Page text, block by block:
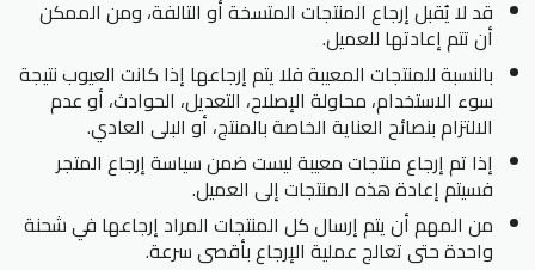
قد لا يُقبل إرجاع المنتجات المتسخة أو التالفة، ومن الممكن
أن تتم إعادتها للعميل.
بالنسبة للمنتجات المعيبة فلا يتم إرجاعها إذا كانت العيوب نتيجة
سوء الاستخدام، محاولة الإصلاح، التعديل، الحوادث، أو عدم
الالتزام بنصائح العناية الخاصة بالمنتج، أو البلى العادي.
إذا تم إرجاع منتجات معيبة ليست ضمن سياسة إرجاع المتجر
فسيتم إعادة هذه المنتجات إلى العميل.
من المهم أن يتم إرسال كل المنتجات المراد إرجاعها في شحنة
واحدة حتى تعالج عملية الإرجاع بأقصى سرعة.